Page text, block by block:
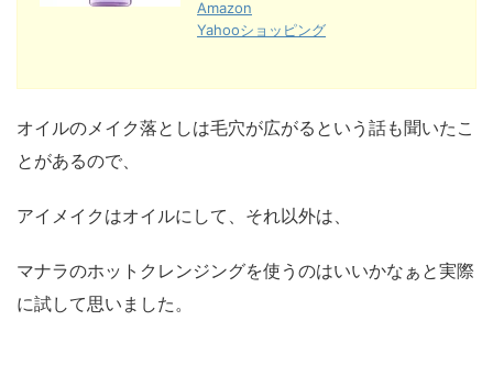
Amazon
Yahooショッピング
オイルのメイク落としは毛穴が広がるという話も聞いたこ
とがあるので、
アイメイクはオイルにして、それ以外は、
マナラのホットクレンジングを使うのはいいかなぁと実際
に試して思いました。